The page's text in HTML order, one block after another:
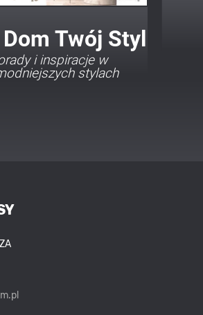
Twój Styl
i inspiracje w
stylach